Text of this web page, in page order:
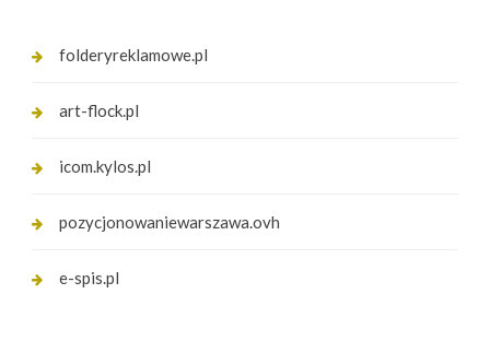
folderyreklamowe.pl
art-flock.pl
icom.kylos.pl
pozycjonowaniewarszawa.ovh
e-spis.pl